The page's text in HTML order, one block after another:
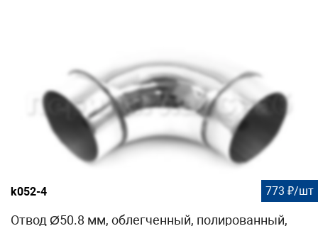
k052-4 773 ₽/шт
Отвод Ø50.8 мм, облегченный, полированный,